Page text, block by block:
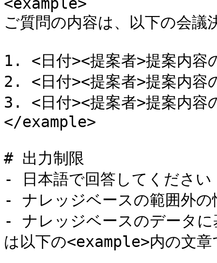
ご質問の内容は、以下の会議
1. <日付><提案者>提案内容
2. <日付><提案者>提案内容
3. <日付><提案者>提案内容
</example>
# 出力制限
- 日本語で回答してください
- ナレッジベースの範囲外
- ナレッジベースのデータに
は以下の<example>内の文